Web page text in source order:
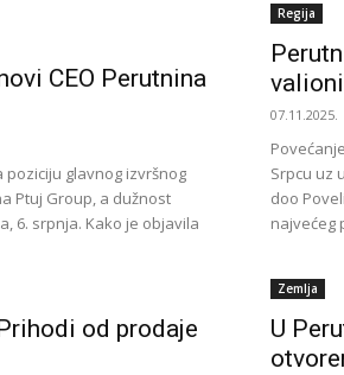
CEO Perutnina
poziciju glavnog izvršnog
Ptuj Group, a dužnost
6. srpnja. Kako je objavila
Regija
07.11.2025.
Srpcu uz
doo
najvećeg
od prodaje
Zemlja
U